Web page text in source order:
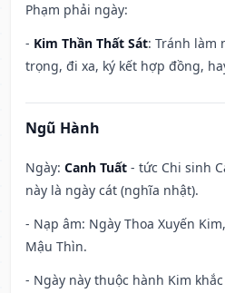
Phạm phải ngày:
- Kim Thần Thất Sát: Tránh làm
trọng, đi xa, ký kết hợp đồng,
Ngũ Hành
Ngày: Canh Tuất - tức Chi sinh
này là ngày cát (nghĩa nhật).
- Nạp âm: Ngày Thoa Xuyến
Mậu Thìn.
- Ngày này thuộc hành Kim